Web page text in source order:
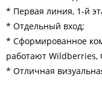
* Первая линия, 1-й
* Отдельный вход;
* Cформированное
работают Wildbеrriеs,
* Отличная